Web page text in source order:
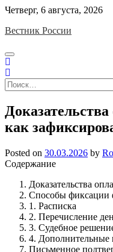
Skip
content
Четверг, 6 августа, 2026
Вестник России
Найти:
как
Posted on 30.03.2026 by
Содержание
Доказательства
Способы фиксации
1. Расписка
2. Перечисление
3. Судебное
4.
Письменное